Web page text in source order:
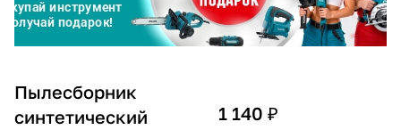
Пылесборник
синтетический
1 140 ₽
без переплат
График платежей